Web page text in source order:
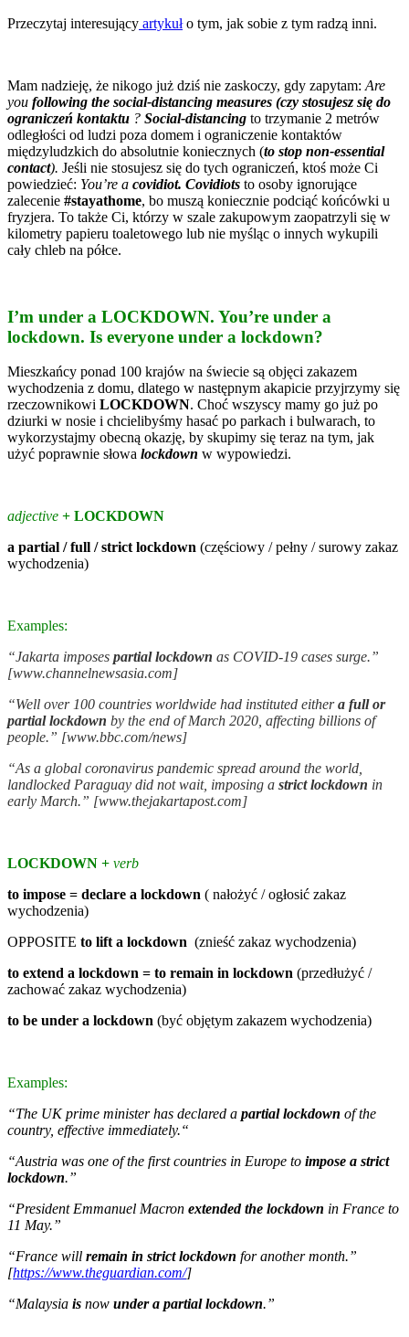
Przeczytaj interesujący artykuł o tym, jak sobie z tym radzą inni.
Mam nadzieję, że nikogo już dziś nie zaskoczy, gdy zapytam: Are
you following the social-distancing measures (czy stosujesz się do
ograniczeń kontaktu ? Social-distancing to trzymanie 2 metrów
odległości od ludzi poza domem i ograniczenie kontaktów
międzyludzkich do absolutnie koniecznych (to stop non-essential
contact). Jeśli nie stosujesz się do tych ograniczeń, ktoś może Ci
powiedzieć: You’re a covidiot. Covidiots to osoby ignorujące
zalecenie #stayathome, bo muszą koniecznie podciąć końcówki u
fryzjera. To także Ci, którzy w szale zakupowym zaopatrzyli się w
kilometry papieru toaletowego lub nie myśląc o innych wykupili
cały chleb na półce.
I’m under a LOCKDOWN. You’re under a
lockdown. Is everyone under a lockdown?
Mieszkańcy ponad 100 krajów na świecie są objęci zakazem
wychodzenia z domu, dlatego w następnym akapicie przyjrzymy się
rzeczownikowi LOCKDOWN. Choć wszyscy mamy go już po
dziurki w nosie i chcielibyśmy hasać po parkach i bulwarach, to
wykorzystajmy obecną okazję, by skupimy się teraz na tym, jak
użyć poprawnie słowa lockdown w wypowiedzi.
adjective + LOCKDOWN
a partial / full / strict lockdown (częściowy / pełny / surowy zakaz
wychodzenia)
Examples:
“Jakarta imposes partial lockdown as COVID-19 cases surge.”
[www.channelnewsasia.com]
“Well over 100 countries worldwide had instituted eithera full or
partial lockdown by the end of March 2020, affecting billions of
people.” [www.bbc.com/news]
“As a global coronavirus pandemic spread around the world,
landlocked Paraguay did not wait, imposing a strict lockdown in
early March.” [www.thejakartapost.com]
LOCKDOWN + verb
to impose = declare a lockdown ( nałożyć / ogłosić zakaz
wychodzenia)
OPPOSITE to lift a lockdown (znieść zakaz wychodzenia)
to extend a lockdown = to remain in lockdown (przedłużyć /
zachować zakaz wychodzenia)
to be under a lockdown (być objętym zakazem wychodzenia)
Examples:
“The UK prime minister has declared a partial lockdown of the
country, effective immediately.“
“Austria was one of the first countries in Europe to impose a strict
lockdown.”
“President Emmanuel Macron extended the lockdown in France to
11 May.”
“France will remain in strict lockdown for another month.”
[https://www.theguardian.com/]
“Malaysia is now under a partial lockdown.”